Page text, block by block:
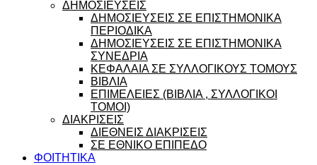
ΔΗΜΟΣΙΕΥΣΕΙΣ
ΔΗΜΟΣΙΕΥΣΕΙΣ ΣΕ ΕΠΙΣΤΗΜΟΝΙΚΑ
ΠΕΡΙΟΔΙΚΑ
ΔΗΜΟΣΙΕΥΣΕΙΣ ΣΕ ΕΠΙΣΤΗΜΟΝΙΚΑ
ΣΥΝΕΔΡΙΑ
ΚΕΦΑΛΑΙΑ ΣΕ ΣΥΛΛΟΓΙΚΟΥΣ ΤΟΜΟΥΣ
ΒΙΒΛΙΑ
ΕΠΙΜΕΛΕΙΕΣ (ΒΙΒΛΙΑ , ΣΥΛΛΟΓΙΚΟΙ
ΤΟΜΟΙ)
ΔΙΑΚΡΙΣΕΙΣ
ΔΙΕΘΝΕΙΣ ΔΙΑΚΡΙΣΕΙΣ
ΣΕ ΕΘΝΙΚΟ ΕΠΙΠΕΔΟ
ΦΟΙΤΗΤΙΚΑ